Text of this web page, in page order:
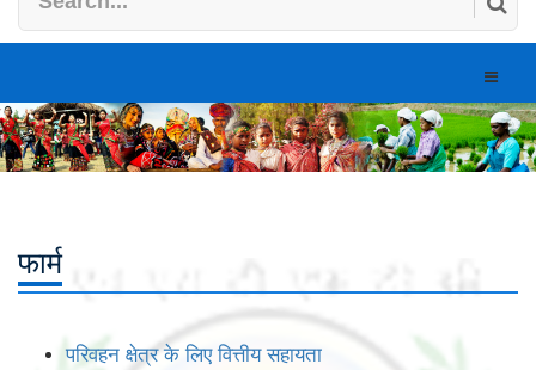
Toggle
फार्म
परिवहन क्षेत्र के लिए वित्तीय सहायता